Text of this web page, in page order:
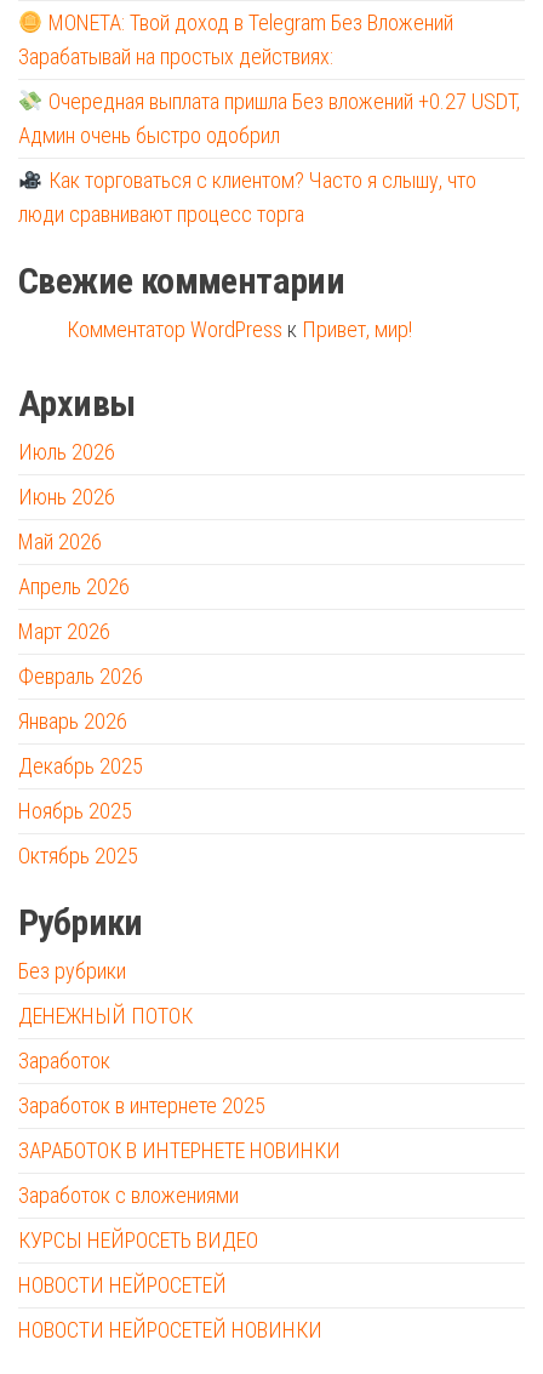
MONETA: Твой доход в Telegram Без Вложений
Зарабатывай на простых действиях:
Очередная выплата пришла Без вложений +0.27 USDT,
Админ очень быстро одобрил
Как торговаться с клиентом? Часто я слышу, что
люди сравнивают процесс торга
Свежие комментарии
Комментатор WordPress к Привет, мир!
Архивы
Июль 2026
Июнь 2026
Май 2026
Апрель 2026
Март 2026
Февраль 2026
Январь 2026
Декабрь 2025
Ноябрь 2025
Октябрь 2025
Рубрики
Без рубрики
ДЕНЕЖНЫЙ ПОТОК
Заработок
Заработок в интернете 2025
ЗАРАБОТОК В ИНТЕРНЕТЕ НОВИНКИ
Заработок с вложениями
КУРСЫ НЕЙРОСЕТЬ ВИДЕО
НОВОСТИ НЕЙРОСЕТЕЙ
НОВОСТИ НЕЙРОСЕТЕЙ НОВИНКИ